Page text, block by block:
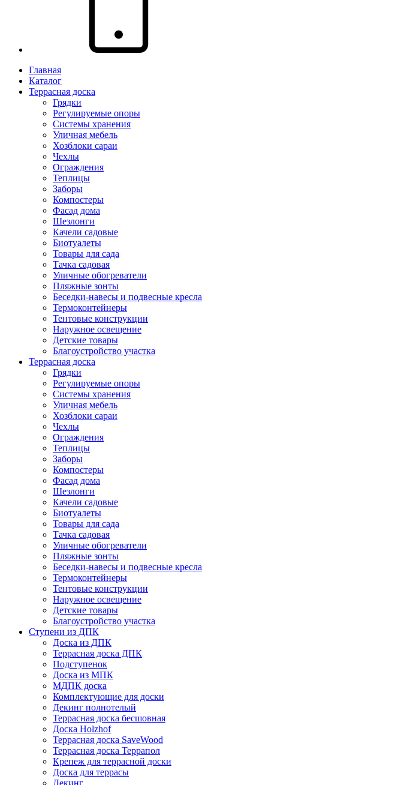
Главная
Каталог
Террасная доска
Грядки
Регулируемые опоры
Системы хранения
Уличная мебель
Хозблоки сараи
Чехлы
Ограждения
Теплицы
Заборы
Компостеры
Фасад дома
Шезлонги
Качели садовые
Биотуалеты
Товары для сада
Тачка садовая
Уличные обогреватели
Пляжные зонты
Беседки-навесы и подвесные кресла
Термоконтейнеры
Тентовые конструкции
Наружное освещение
Детские товары
Благоустройство участка
Террасная доска
Грядки
Регулируемые опоры
Системы хранения
Уличная мебель
Хозблоки сараи
Чехлы
Ограждения
Теплицы
Заборы
Компостеры
Фасад дома
Шезлонги
Качели садовые
Биотуалеты
Товары для сада
Тачка садовая
Уличные обогреватели
Пляжные зонты
Беседки-навесы и подвесные кресла
Термоконтейнеры
Тентовые конструкции
Наружное освещение
Детские товары
Благоустройство участка
Ступени из ДПК
Доска из ДПК
Террасная доска ДПК
Подступенок
Доска из МПК
МДПК доска
Комплектующие для доски
Декинг полнотелый
Террасная доска бесшовная
Доска Holzhof
Террасная доска SaveWood
Террасная доска Террапол
Крепеж для террасной доски
Доска для террасы
Декинг